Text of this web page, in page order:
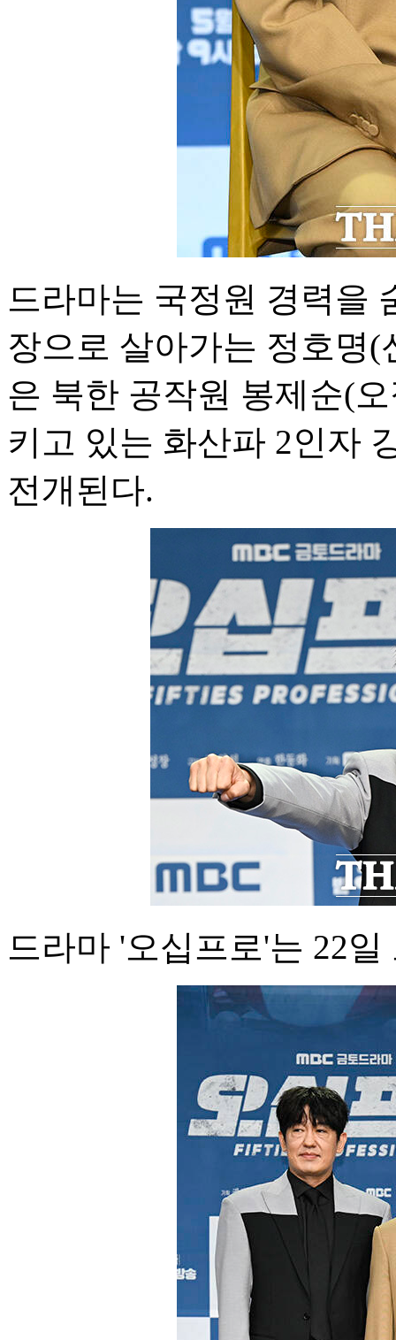
드라마는 국정원 경력을
장으로 살아가는 정호명
은 북한 공작원 봉제순(
키고 있는 화산파 2인자
전개된다.
드라마 '오십프로'는 22